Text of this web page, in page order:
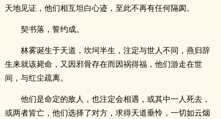
天地见证，他们相互坦白心迹，至此不再有任何隔阂。
契书落，誓约成。
林雾诞生于天道，坎坷半生，注定与世人不同，燕归辞
生来就该毙命，又因邪骨存在而因祸得福，他们游走在世
间，与红尘疏离。
他们是命定的敌人，也注定会相遇，或其中一人死去，
或两者皆亡，他们选择了对方，求得天道垂怜，一切如云烟